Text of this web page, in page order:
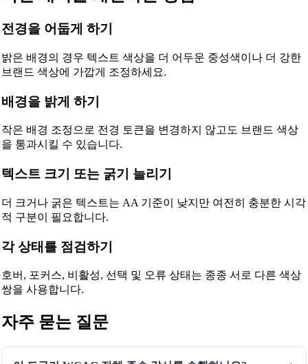
🔗 Related Tools
📐 Unit Converters
Length Converter
무게 변환기
부피 변환기
건조 부피 변환기
에너지 변환기
전경을 어둡게 하기
밝은 배경의 경우 텍스트 색상을 더 어두운 중성색이나 더 강한
브랜드 색상에 가깝게 조정하세요.
배경을 밝게 하기
작은 배경 조정으로 전경 토큰을 변경하지 않고도 브랜드 색상
을 통과시킬 수 있습니다.
텍스트 크기 또는 굵기 늘리기
더 크거나 굵은 텍스트는 AA 기준이 낮지만 여전히 충분한 시각
적 구분이 필요합니다.
각 상태를 점검하기
호버, 포커스, 비활성, 선택 및 오류 상태는 종종 서로 다른 색상
쌍을 사용합니다.
자주 묻는 질문